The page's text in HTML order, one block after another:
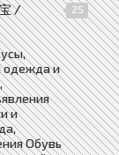
/
25
одежда и
и
Обувь